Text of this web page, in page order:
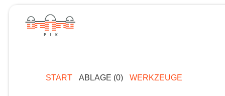
START ABLAGE (0) WERKZEUGE